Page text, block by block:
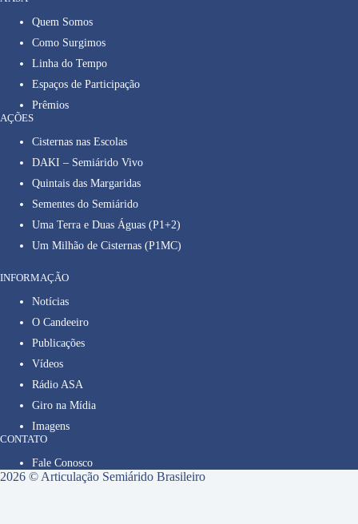
Quem Somos
Como Surgimos
Linha do Tempo
Espaços de Participação
Prêmios
AÇÕES
Cisternas nas Escolas
DAKI – Semiárido Vivo
Quintais das Margaridas
Sementes do Semiárido
Uma Terra e Duas Águas (P1+2)
Um Milhão de Cisternas (P1MC)
INFORMAÇÃO
Notícias
O Candeeiro
Publicações
Vídeos
Rádio ASA
Giro na Mídia
Imagens
CONTATO
Fale Conosco
2026 © Articulação Semiárido Brasileiro